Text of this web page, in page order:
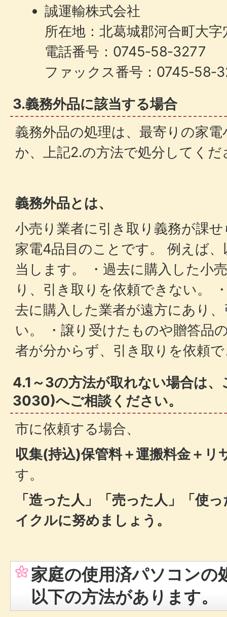
誠運輸株式会社
所在地：北葛城郡河合町大字
電話番号：0745‐58‐3277
ファックス番号：
3.義務外品に該当する場合
義務外品の処理は、最寄りの家
か、上記2.の方法で処分してくだ
義務外品とは、
小売り業者に引き取り義務が課
家電4品目のことです。 例えば
当します。 ・過去に購入した小
り、引き取りを依頼できない。
去に購入した業者が遠方にあり
い。 ・譲り受けたものや贈答品
者が分からず、引き取りを依頼
4.1～3の方法が取れない場合は
3030)へご相談ください。
市に依頼する場合、
収集(持込)保管料＋運搬料金＋リ
す。
「造った人」「売った人」「使
イクルに努めましょう。
家庭の使用済パソコンの
以下の方法があります。